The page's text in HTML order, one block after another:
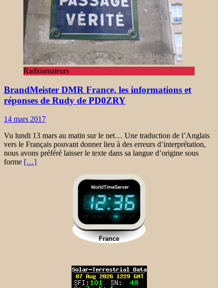
Radioamateurs
BrandMeister DMR France, les informations et
réponses de Rudy de PD0ZRY
14 mars 2017
Vu lundi 13 mars au matin sur le net… Une traduction de l’Anglais
vers le Français pouvant donner lieu à des erreurs d’interprétation,
nous avons préféré laisser le texte dans sa langue d’origine sous
forme […]